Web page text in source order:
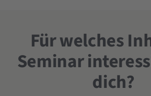
Für welches
Seminar
dich?